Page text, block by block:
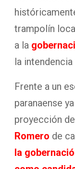
trampolín
a la
la
Frente a un
paranaense
proyección
Romero de
la